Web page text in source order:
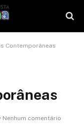
Contemporâneas
Nenhum comentário